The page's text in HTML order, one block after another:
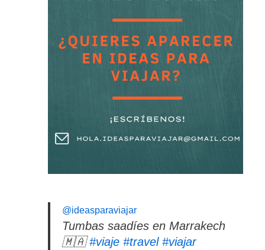
@ideasparaviajar
Tumbas saadíes en Marrakech
🇲🇦#viaje #travel #viajar